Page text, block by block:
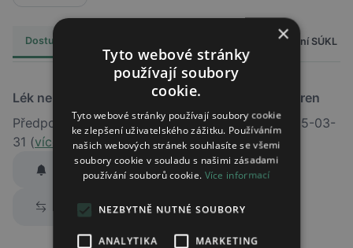
Dostupnost Hlášení SÚKL
Lék není dostupný v žádné ze sledovaných lékáren
Předpokládaný termín obnovení dodávky je 2025-03-
31 (více informací)
Hlídat dostupnost
Atomoxetin sandoz tvrdá tobolka
Prozkoumat alternativy
×
Tyto webové stránky
používají soubory
cookie.
Tyto webové stránky používají soubory cookie
ke zlepšení uživatelského zážitku. Používáním
našich webových stránek souhlasíte se všemi
soubory cookie v souladu s našimi zásadami
používání souborů cookie. Více informací
NEZBYTNĚ NUTNÉ SOUBORY
ANALYTIKA MARKETING